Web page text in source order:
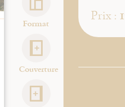
Format
Couverture
Prix :